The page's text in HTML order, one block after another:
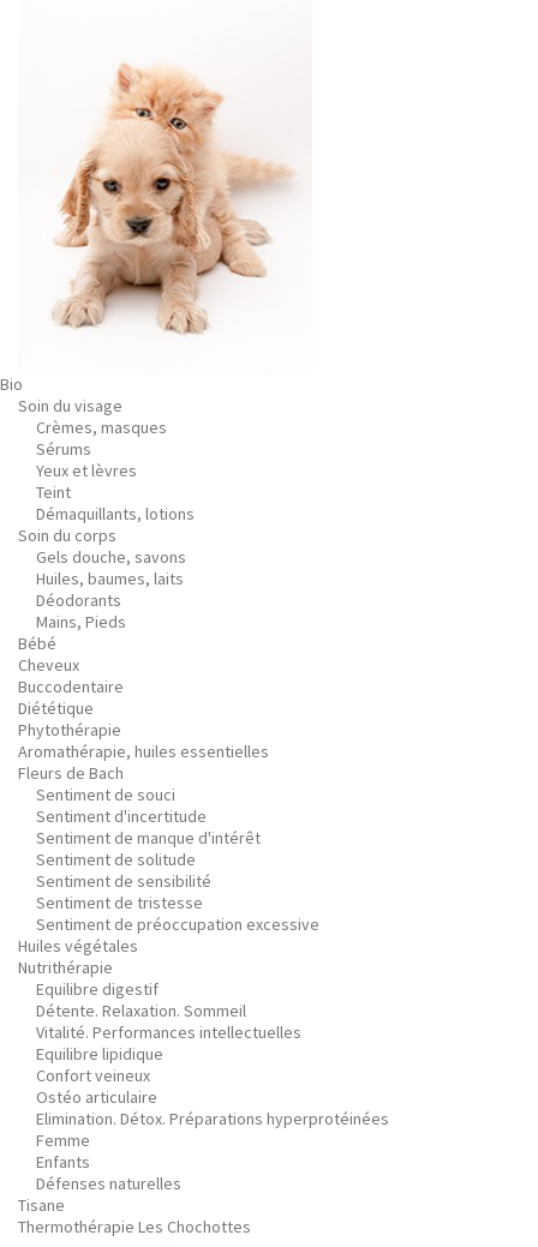
Bio
Soin du visage
Crèmes, masques
Sérums
Yeux et lèvres
Teint
Démaquillants, lotions
Soin du corps
Gels douche, savons
Huiles, baumes, laits
Déodorants
Mains, Pieds
Bébé
Cheveux
Buccodentaire
Diététique
Phytothérapie
Aromathérapie, huiles essentielles
Fleurs de Bach
Sentiment de souci
Sentiment d'incertitude
Sentiment de manque d'intérêt
Sentiment de solitude
Sentiment de sensibilité
Sentiment de tristesse
Sentiment de préoccupation excessive
Huiles végétales
Nutrithérapie
Equilibre digestif
Détente. Relaxation. Sommeil
Vitalité. Performances intellectuelles
Equilibre lipidique
Confort veineux
Ostéo articulaire
Elimination. Détox. Préparations hyperprotéinées
Femme
Enfants
Défenses naturelles
Tisane
Thermothérapie Les Chochottes